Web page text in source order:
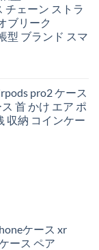
チェーン ストラ
ブリーク
型 ブランド スマ
pro2 ケース
首 かけ エア ポ
収納 コインケー
ケース xr
ース ペア